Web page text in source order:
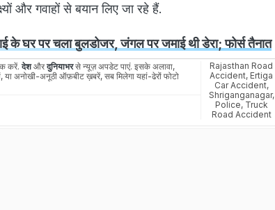
और गवाहों से बयान लिए जा रहे हैं.
के घर पर चला बुलडोजर, जंगल पर जमाई थी डेरा; फोर्स तैनात
करें. देशऔरदुनियाभरसे न्यूज़ अपडेट पाएं. इसके अलावा,
या अनोखी-अनूठी ऑफ़बीट ख़बरें, सब मिलेगा यहां-ढेरों फोटो
Rajasthan Road
Accident, Ertiga
Car Accident,
Shriganganagar,
Police, Truck
Road Accident